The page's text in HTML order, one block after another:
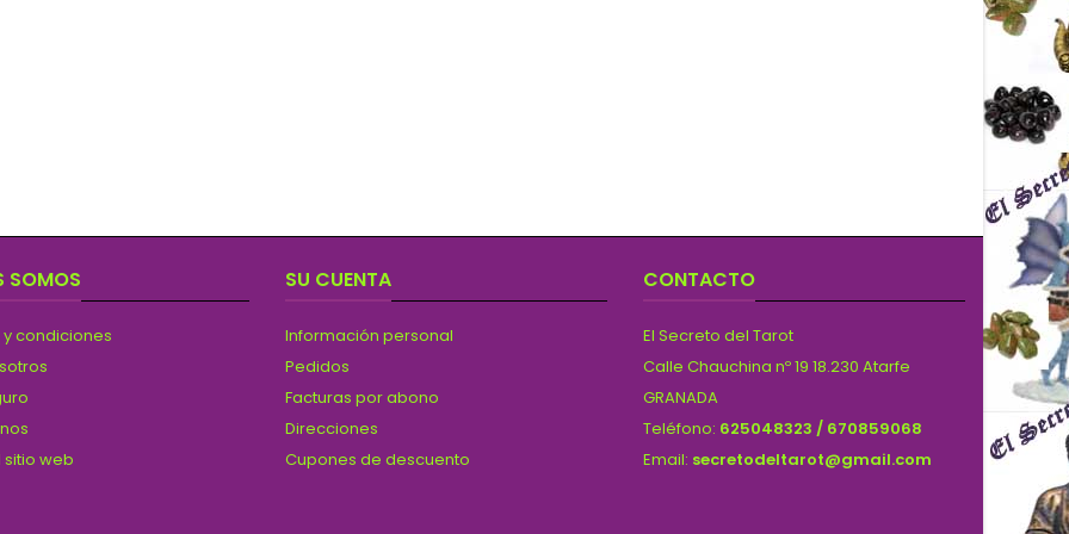
SOMOS
condiciones
web
SU CUENTA
Información personal
Pedidos
Facturas por abono
Direcciones
Cupones de descuento
CONTACTO
El Secreto del Tarot
Calle Chauchina nº 19 18.230 Atarfe
GRANADA
Teléfono: 625048323 / 670859068
Email: secretodeltarot@gmail.com